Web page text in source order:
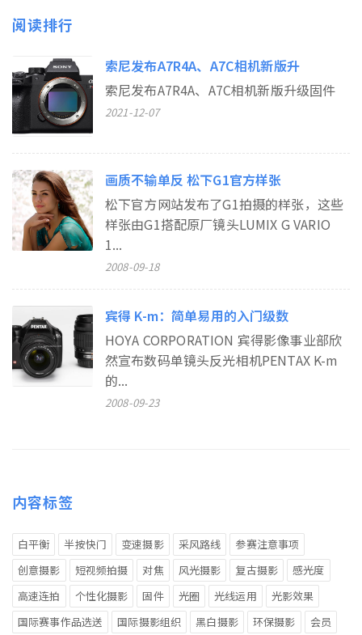
阅读排行
索尼发布A7R4A、A7C相机新版升
索尼发布A7R4A、A7C相机新版升级固件
2021-12-07
画质不输单反 松下G1官方样张
松下官方网站发布了G1拍摄的样张，这些
样张由G1搭配原厂镜头LUMIX G VARIO
1...
2008-09-18
宾得 K-m：简单易用的入门级数
HOYA CORPORATION 宾得影像事业部欣
然宣布数码单镜头反光相机PENTAX K-m
的...
2008-09-23
内容标签
白平衡 半按快门 变速摄影 采风路线
参赛注意事项
创意摄影
短视频拍摄 对焦 风光摄影 复古摄影
感光度
高速连拍
个性化摄影 固件 光圈 光线运用
光影效果
国际赛事作品选送
国际摄影组织 黑白摄影 环保摄影
会员